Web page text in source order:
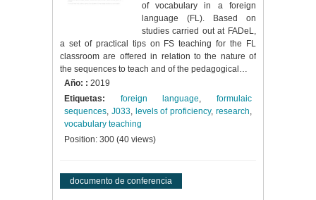
of vocabulary in a foreign
language (FL). Based on
studies carried out at FADeL,
a set of practical tips on FS teaching for the FL
classroom are offered in relation to the nature of
the sequences to teach and of the pedagogical…
Año: : 2019
Etiquetas:
foreign language,formulaic
sequences, J033, levels of proficiency,research,
vocabulary teaching
Position: 300 (40 views)
documento de conferencia